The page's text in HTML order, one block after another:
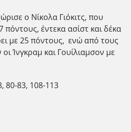
ο Νίκολα Γιόκιτς, που
έντεκα ασίστ και δέκα
με 25 πόντους, ενώ από τους
Ίνγκραμ και Γουίλιαμσον με
80-83, 108-113